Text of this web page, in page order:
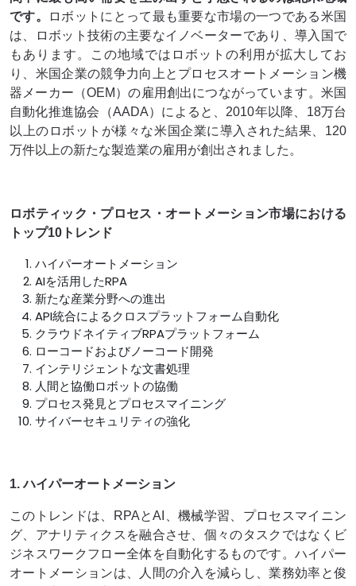
です。
ロボットにとって最も重要な市場の一つである米国
は、ロボット技術の主要なイノベーターであり、導入国で
もあります。この地域ではロボットの利用が拡大してお
り、米国企業の競争力向上とプロセスオートメーション機
器メーカー（OEM）の雇用創出につながっています。米国
自動化推進協会（AADA）によると、2010年以降、18万台
以上のロボットが様々な米国企業に導入された結果、120
万件以上の新たな製造業の雇用が創出されました。
ロボティック・プロセス・オートメーション市場における
トップ10トレンド
ハイパーオートメーション
AIを活用したRPA
新たな産業分野への進出
API統合によるクロスプラットフォーム自動化
クラウドネイティブRPAプラットフォーム
ローコードおよびノー​​コード開発
インテリジェントな文書処理
人間と協働ロボットの協働
プロセス発見とプロセスマイニング
サイバーセキュリティの強化
1. ハイパーオートメーション
このトレンドは、RPAとAI、機械学習、プロセスマイニン
グ、アナリティクスを融合させ、個々のタスクではなくビ
ジネスワークフロー全体を自動化するものです。ハイパー
オートメーションは、人間の介入を減らし、業務効率と俊